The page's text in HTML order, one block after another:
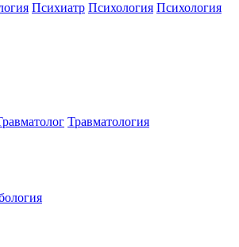
Психиатр Психология Психология
Травматология